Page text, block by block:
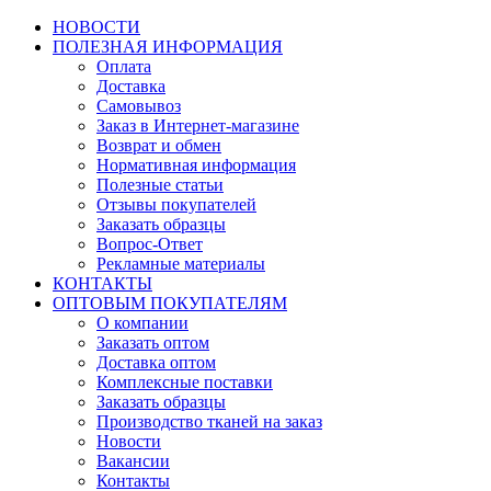
НОВОСТИ
ПОЛЕЗНАЯ ИНФОРМАЦИЯ
Оплата
Доставка
Самовывоз
Заказ в Интернет-магазине
Возврат и обмен
Нормативная информация
Полезные статьи
Отзывы покупателей
Заказать образцы
Вопрос-Ответ
Рекламные материалы
КОНТАКТЫ
ОПТОВЫМ ПОКУПАТЕЛЯМ
О компании
Заказать оптом
Доставка оптом
Комплексные поставки
Заказать образцы
Производство тканей на заказ
Новости
Вакансии
Контакты